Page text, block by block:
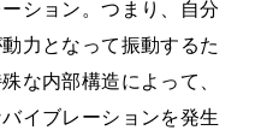
ション。つまり、自分
力となって振動するた
な内部構造によって、
イブレーションを発生